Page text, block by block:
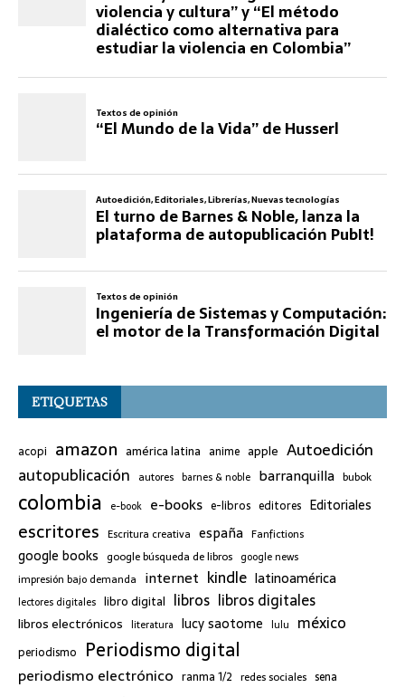
ETIQUETAS
acopi amazon américa latina anime apple Autoedición
autopublicación autores barnes & noble barranquilla bubok
colombia e-book e-books e-libros editores Editoriales
escritores Escritura creativa españa Fanfictions
google books google búsqueda de libros google news
impresión bajo demanda internet kindle latinoamérica
lectores digitales libro digital libros libros digitales
libros electrónicos literatura lucy saotome lulu méxico
periodismo Periodismo digital
periodismo electrónico ranma 1/2 redes sociales sena